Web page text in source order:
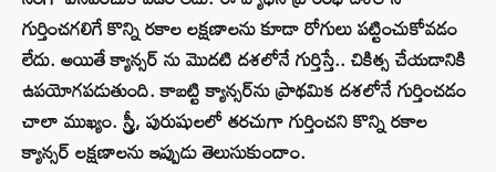
గుర్తించగలిగే కొన్ని రకాల లక్షణాలను కూడా రోగులు పట్టించుకోవడం
లేదు. అయితే క్యాన్సర్ ను మొదటి దశలోనే గుర్తిస్తే.. చికిత్స చేయడానికి
ఉపయోగపడుతుంది. కాబట్టి క్యాన్సర్‌ను ప్రాథమిక దశలోనే గుర్తించడం
చాలా ముఖ్యం. స్త్రీ, పురుషులలో తరచుగా గుర్తించని కొన్ని రకాల
క్యాన్సర్ లక్షణాలను ఇప్పుడు తెలుసుకుందాం.